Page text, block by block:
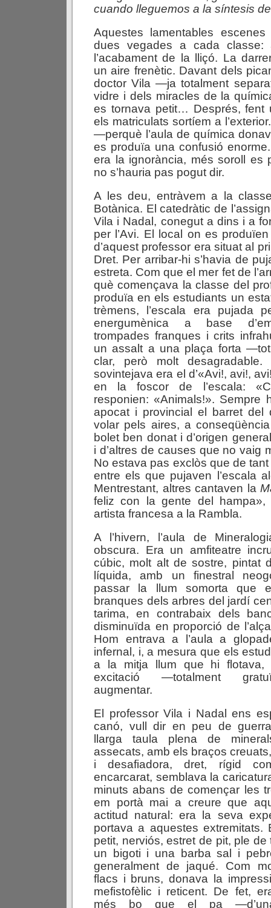
cuando lleguemos a la síntesis
Aquestes lamentables
dues vegades a cada
l’acabament de la lliçó. La
un aire frenètic. Davant dels
doctor Vila —ja totalment
vidre i dels miracles de la
es tornava petit… Després, fent
els matriculats sortíem a
—perquè l’aula de química
es produïa una confusió
era la ignorància, més soroll es
no s’hauria pas pogut dir.
A les deu, entràvem a la
Botànica. El catedràtic de
Vila i Nadal, conegut a dins i a
per l’Avi. El local on es
d’aquest professor era situat al
Dret. Per arribar-hi s’havia de
estreta. Com que el mer fet de
què començava la classe del
produïa en els estudiants un
trèmens, l’escala era pujada
energumènica a base
trompades franques i crits
un assalt a una plaça forta
clar, però molt
sovintejava era el d’«Avi!, avi!,
en la foscor de l’escala:
responien: «Animals!». Sempre
apocat i provincial el barret del
volar pels aires, a
bolet ben donat i d’origen
i d’altres de causes que no vaig
No estava pas exclòs que de
entre els que pujaven l’escala
Mentrestant, altres cantaven la
feliz con la gente del hampa»,
artista francesa a la Rambla.
A l’hivern, l’aula de
obscura. Era un amfiteatre
cúbic, molt alt de sostre, pintat
líquida, amb un finestral
passar la llum somorta que
branques dels arbres del jardí
tarima, en contrabaix dels
disminuïda en proporció de
Hom entrava a l’aula a
infernal, i, a mesura que els
a la mitja llum que hi flotava,
excitació —totalment
augmentar.
El professor Vila i Nadal ens
canó, vull dir en peu de
llarga taula plena de
assecats, amb els braços
i desafiadora, dret, rígid
encarcarat, semblava la
minuts abans de començar les
em portà mai a creure que
actitud natural: era la seva
portava a aquestes extremitats.
petit, nerviós, estret de pit, ple
un bigoti i una barba sal i
generalment de jaqué. Com
flacs i bruns, donava la
mefistofèlic i reticent. De fet,
més bo que el pa